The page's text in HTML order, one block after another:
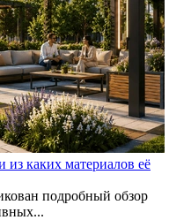
каких материалов её
подробный обзор